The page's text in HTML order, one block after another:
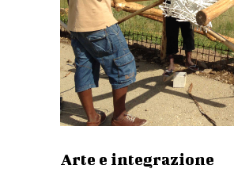
Arte e integrazione